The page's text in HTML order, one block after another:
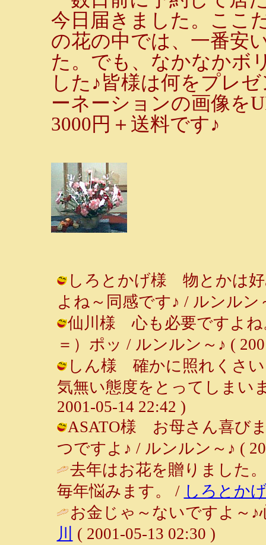
今日届きました。ここ
の花の中では、一番安
た。でも、なかなかボ
した♪皆様は何をプレ
ーネーションの画像を
3000円＋送料です♪
しろとかげ様 物とかは好
よね～同感です♪ / ルンルン
仙川様 心も必要ですよね
＝）ポッ / ルンルン～♪ (
しん様 確かに照れくさい
気無い態度をとってしまい
2001-05-14 22:42 )
ASATO様 お母さん喜び
つですよ♪ / ルンルン～♪ (
去年はお花を贈りました
毎年悩みます。 / しろとか
お金じゃ～ないですよ
川
( 2001-05-13 02:30 )